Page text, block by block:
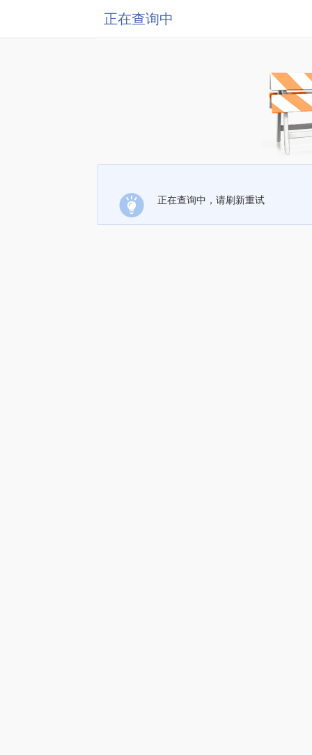
正在查询中
正在查询中，请刷新重试